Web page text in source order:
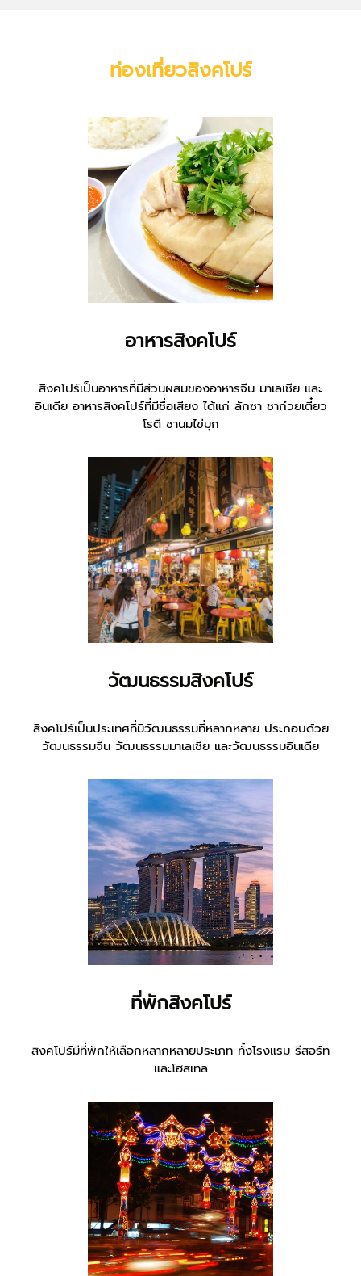
ท่องเที่ยวสิงคโปร์
อาหารสิงคโปร์
สิงคโปร์เป็นอาหารที่มีส่วนผสมของอาหารจีน มาเลเซีย และ
อินเดีย อาหารสิงคโปร์ที่มีชื่อเสียง ได้แก่ ลักซา ชาก๋วยเตี๋ยว
โรตี ชานมไข่มุก
วัฒนธรรมสิงคโปร์
สิงคโปร์เป็นประเทศที่มีวัฒนธรรมที่หลากหลาย ประกอบด้วย
วัฒนธรรมจีน วัฒนธรรมมาเลเซีย และวัฒนธรรมอินเดีย
ที่พักสิงคโปร์
สิงคโปร์มีที่พักให้เลือกหลากหลายประเภท ทั้งโรงแรม รีสอร์ท
และโฮสเทล